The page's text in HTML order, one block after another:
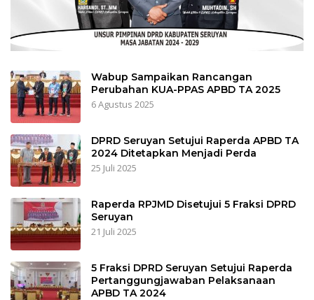
Wabup Sampaikan Rancangan
Perubahan KUA-PPAS APBD TA 2025
6 Agustus 2025
DPRD Seruyan Setujui Raperda APBD TA
2024 Ditetapkan Menjadi Perda
25 Juli 2025
Raperda RPJMD Disetujui 5 Fraksi DPRD
Seruyan
21 Juli 2025
5 Fraksi DPRD Seruyan Setujui Raperda
Pertanggungjawaban Pelaksanaan
APBD TA 2024